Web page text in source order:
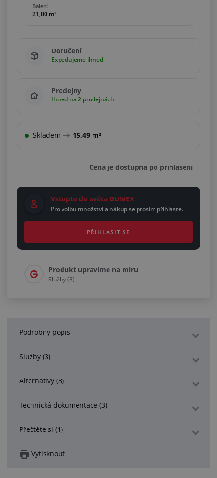
Balení
21,00 m²
Doručení
Expedujeme ihned
Prodejny
Ihned na 2 prodejnách
Skladem 15,49 m²
Cena je dostupná po přihlášení
Vstupte do světa GUMEX
Pro volbu množství a nákup se prosím přihlaste.
PŘIHLÁSIT SE
Produkt upravíme na míru
Služby (3)
Podrobný popis
Služby (3)
Alternativy (3)
Technická dokumentace (3)
Přečtěte si (1)
Vytisknout